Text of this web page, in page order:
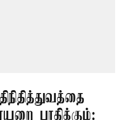
பாதிக்கும்: